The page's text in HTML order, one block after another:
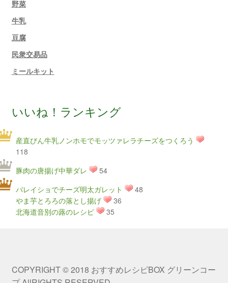
野菜
牛乳
豆腐
民衆交易品
ミールキット
いいね！ランキング
産直びん牛乳ノンホモでモッツァレラチーズをつくろう
118
豚肉の唐揚げ中華ダレ
54
バレイショでチーズ明太ガレット
48
やま芋とろろの落とし揚げ
36
北海道音別の蕗のレシピ
35
COPYRIGHT © 2018 おすすめレシピBOX グリーンコー